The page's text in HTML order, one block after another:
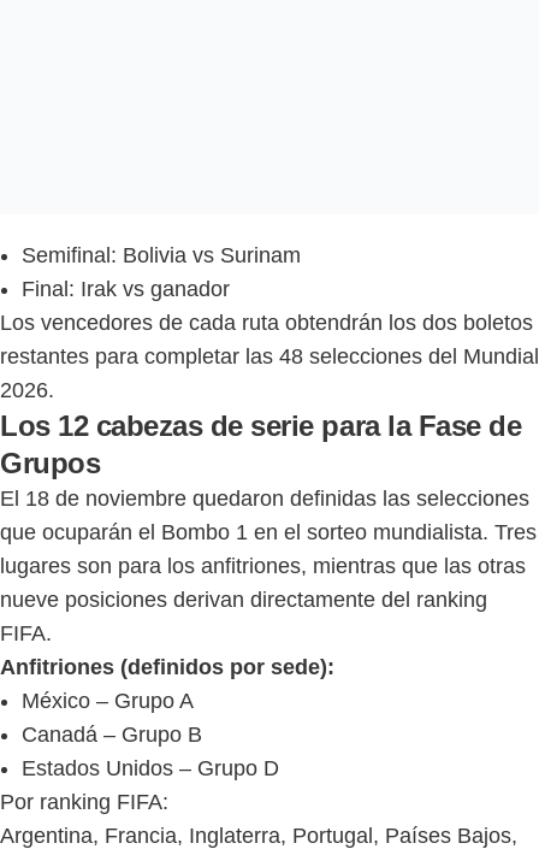
Semifinal: Bolivia vs Surinam
Final: Irak vs ganador
Los vencedores de cada ruta obtendrán los dos boletos
restantes para completar las 48 selecciones del Mundial
2026.
Los 12 cabezas de serie para la Fase de
Grupos
El 18 de noviembre quedaron definidas las selecciones
que ocuparán el Bombo 1 en el sorteo mundialista. Tres
lugares son para los anfitriones, mientras que las otras
nueve posiciones derivan directamente del ranking
FIFA.
Anfitriones (definidos por sede):
México – Grupo A
Canadá – Grupo B
Estados Unidos – Grupo D
Por ranking FIFA:
Argentina, Francia, Inglaterra, Portugal, Países Bajos,